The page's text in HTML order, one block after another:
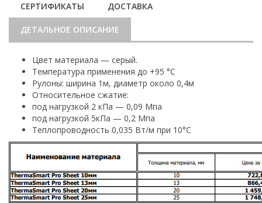
СЕРТИФИКАТЫ ДОСТАВКА
ДЕТАЛЬНОЕ ОПИСАНИЕ
Цвет материала — серый.
Температура применения до +95 °С
Рулоны: ширина 1м, диаметр около 0,4м
Относительное сжатие:
под нагрузкой 2 кПа — 0,09 Мпа
под нагрузкой 5кПа — 0,2 Мпа
Теплопроводность 0,035 Вт/м при 10°С